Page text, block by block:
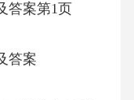
答案第1页
答案